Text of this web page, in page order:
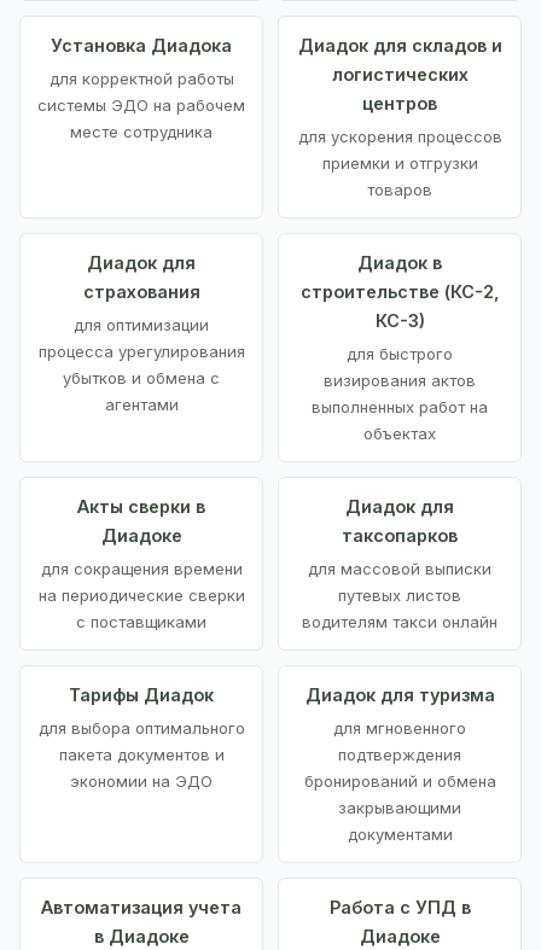
Установка Диадока
для корректной работы
системы ЭДО на рабочем
месте сотрудника
Диадок для складов и
логистических
центров
для ускорения процессов
приемки и отгрузки
товаров
Диадок для
страхования
для оптимизации
процесса урегулирования
убытков и обмена с
агентами
Диадок в
строительстве (КС-2,
КС-3)
для быстрого
визирования актов
выполненных работ на
объектах
Акты сверки в
Диадоке
для сокращения времени
на периодические сверки
с поставщиками
Диадок для
таксопарков
для массовой выписки
путевых листов
водителям такси онлайн
Тарифы Диадок
для выбора оптимального
пакета документов и
экономии на ЭДО
Диадок для туризма
для мгновенного
подтверждения
бронирований и обмена
закрывающими
документами
Автоматизация учета
в Диадоке
Работа с УПД в
Диадоке